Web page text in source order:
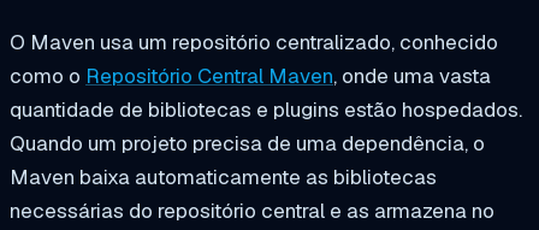
O Maven usa um repositório centralizado, conhecido
como o Repositório Central Maven, onde uma vasta
quantidade de bibliotecas e plugins estão hospedados.
Quando um projeto precisa de uma dependência, o
Maven baixa automaticamente as bibliotecas
necessárias do repositório central e as armazena no